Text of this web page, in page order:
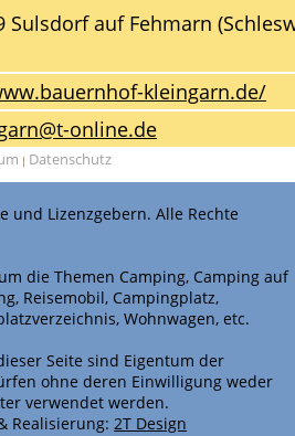
Sulsdorf auf Fehmarn
kleingarn.de/
online.de
| Datenschutz
und Lizenzgebern. Alle Rechte
die Themen Camping, Camping auf
Reisemobil, Campingplatz,
Wohnwagen, etc.
Seite sind Eigentum der
ohne deren Einwilligung weder
verwendet werden.
Realisierung: 2T Design